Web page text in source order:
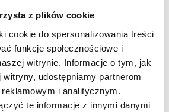
z plików cookie
cookie do spersonalizowania treści
funkcje społecznościowe i
witrynie. Informacje o tym, jak
udostępniamy partnerom
i analitycznym.
te informacje z innymi danymi